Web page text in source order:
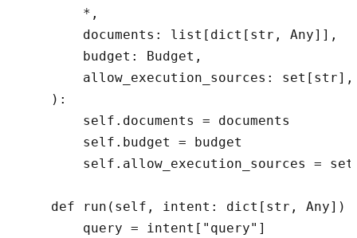
        *,
        documents: list[dict[str, Any]],
        budget: Budget,
        allow_execution_sources: set[str],
    ):
        self.documents = documents
        self.budget = budget
self.allow_execution_sources =
def run(self, intent: dict[str, Any])
        query = intent["query"]